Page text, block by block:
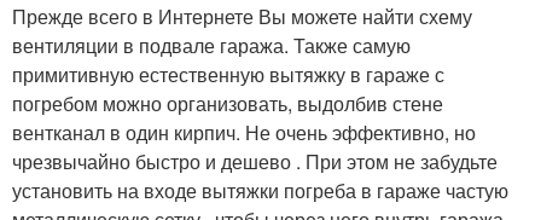
Прежде всего в Интернете Вы можете найти схему
вентиляции в подвале гаража. Также самую
примитивную естественную вытяжку в гараже с
погребом можно организовать, выдолбив стене
вентканал в один кирпич. Не очень эффективно, но
чрезвычайно быстро и дешево . При этом не забудьте
установить на входе вытяжки погреба в гараже частую